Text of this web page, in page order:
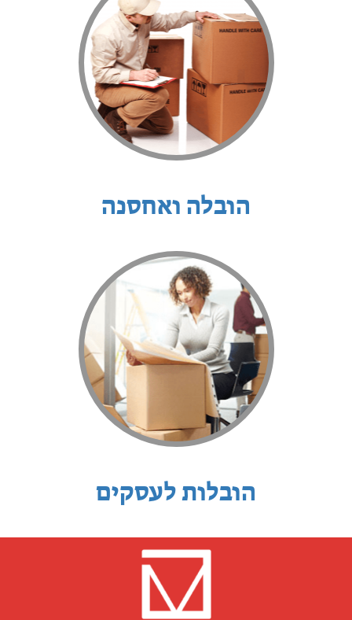
הובלה ואחסנה
הובלות לעסקים